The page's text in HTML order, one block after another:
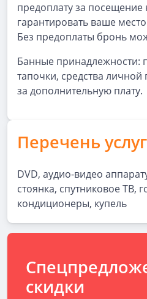
предоплату за посещение
гарантировать ваше
Без предоплаты бронь
Банные принадлежности:
тапочки, средства личной
за дополнительную плату.
Перечень услуг
DVD, аудио-видео
стоянка, спутниковое ТВ,
кондиционеры, купель
скидки